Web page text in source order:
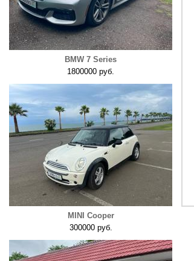
BMW 7 Series
1800000 руб.
MINI Cooper
300000 руб.